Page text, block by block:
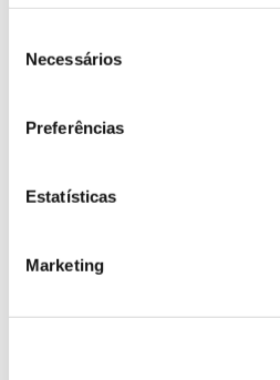
Necessários
Preferências
Estatísticas
Marketing
através de um total de oito
reciclabilidade, o conteúdo
sustentabilidade atuais,
pretende contribuir para
prática uma ambiciosa